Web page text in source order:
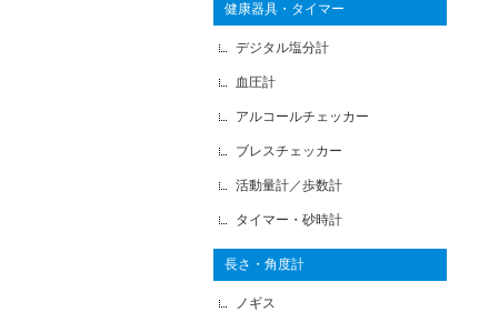
健康器具・タイマー
デジタル塩分計
血圧計
アルコールチェッカー
ブレスチェッカー
活動量計／歩数計
タイマー・砂時計
長さ・角度計
ノギス